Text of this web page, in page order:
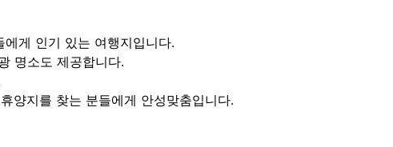
게 인기 있는 여행지입니다.
명소도 제공합니다.
양지를 찾는 분들에게 안성맞춤입니다.